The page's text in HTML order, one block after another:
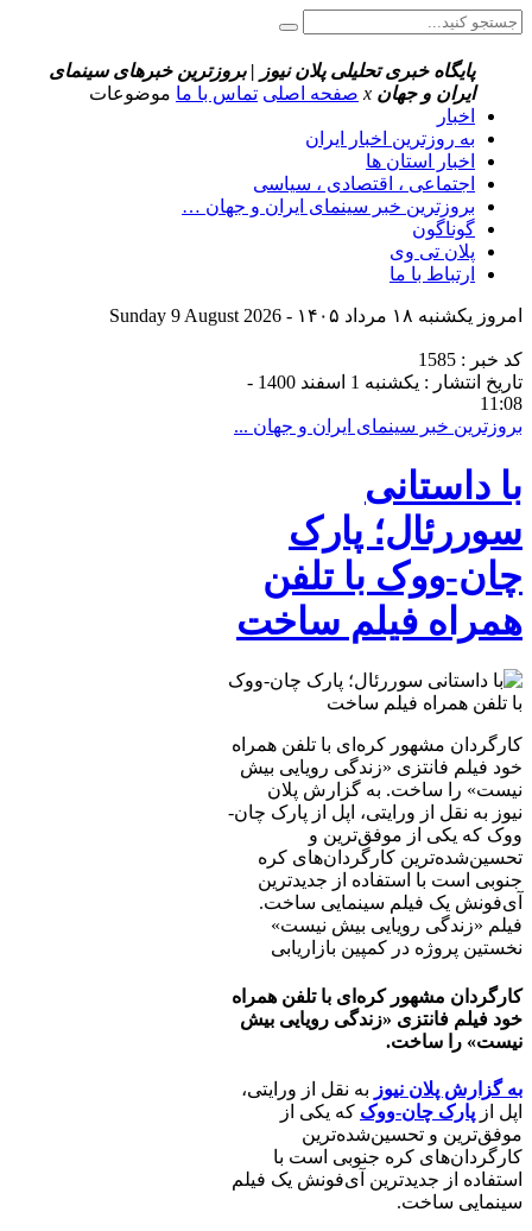
پایگاه خبری تحلیلی پلان نیوز | بروزترین خبرهای سینمای
ایران و جهان x صفحه اصلی تماس با ما موضوعات
اخبار
به روزترین اخبار ایران
اخبار استان ها
اجتماعی ، اقتصادی ، سیاسی
بروزترین خبر سینمای ایران و جهان …
گوناگون
پلان تی وی
ارتباط با ما
امروز یکشنبه ۱۸ مرداد ۱۴۰۵ - Sunday 9 August 2026
کد خبر : 1585
تاریخ انتشار : یکشنبه 1 اسفند 1400 -
11:08
بروزترین خبر سینمای ایران و جهان ...
با داستانی
سوررئال؛ پارک
چان-ووک با تلفن
همراه فیلم ساخت
کارگردان مشهور کره‌ای با تلفن همراه
خود فیلم فانتزی «زندگی رویایی بیش
نیست» را ساخت. به گزارش پلان
نیوز به نقل از ورایتی، اپل از پارک چان-
ووک که یکی از موفق‌ترین و
تحسین‌شده‌ترین کارگردان‌های کره
جنوبی است با استفاده از جدیدترین
آی‌فونش یک فیلم سینمایی ساخت.
فیلم «زندگی رویایی بیش نیست»
نخستین پروژه در کمپین بازاریابی
کارگردان مشهور کره‌ای با تلفن همراه
خود فیلم فانتزی «زندگی رویایی بیش
نیست» را ساخت.
به گزارش پلان نیوز به نقل از ورایتی،
اپل از پارک چان-ووک که یکی از
موفق‌ترین و تحسین‌شده‌ترین
کارگردان‌های کره جنوبی است با
استفاده از جدیدترین آی‌فونش یک فیلم
سینمایی ساخت.